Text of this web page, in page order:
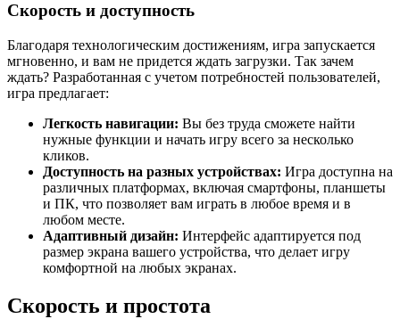
Скорость и доступность
Благодаря технологическим достижениям, игра запускается
мгновенно, и вам не придется ждать загрузки. Так зачем
ждать? Разработанная с учетом потребностей пользователей,
игра предлагает:
Легкость навигации: Вы без труда сможете найти
нужные функции и начать игру всего за несколько
кликов.
Доступность на разных устройствах: Игра доступна на
различных платформах, включая смартфоны, планшеты
и ПК, что позволяет вам играть в любое время и в
любом месте.
Адаптивный дизайн: Интерфейс адаптируется под
размер экрана вашего устройства, что делает игру
комфортной на любых экранах.
Скорость и простота